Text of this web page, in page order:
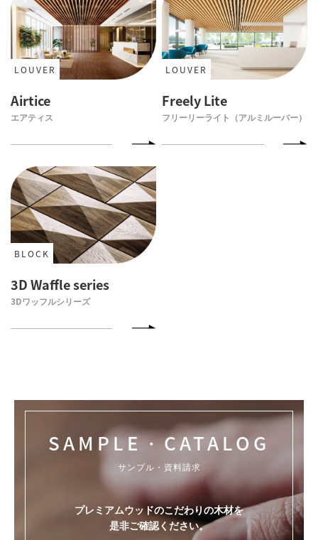
LOUVER
Airtice
エアティス
LOUVER
Freely Lite
フリーリーライト（アルミルーバー）
BLOCK
3D Waffle series
3Dワッフルシリーズ
SAMPLE・CATALOG
サンプル・資料請求
プレミアムウッドのこだわりの木材を
是非ご確認ください。